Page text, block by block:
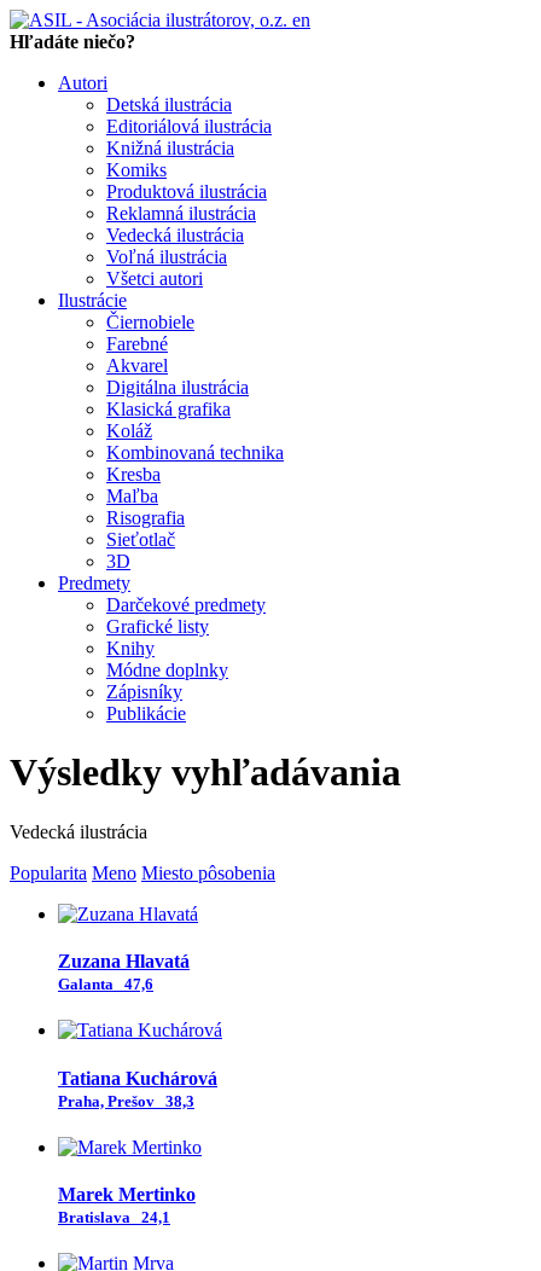
en
Hľadáte niečo?
Autori
Detská ilustrácia
Editoriálová ilustrácia
Knižná ilustrácia
Komiks
Produktová ilustrácia
Reklamná ilustrácia
Vedecká ilustrácia
Voľná ilustrácia
Všetci autori
Ilustrácie
Čiernobiele
Farebné
Akvarel
Digitálna ilustrácia
Klasická grafika
Koláž
Kombinovaná technika
Kresba
Maľba
Risografia
Sieťotlač
3D
Predmety
Darčekové predmety
Grafické listy
Knihy
Módne doplnky
Zápisníky
Publikácie
Výsledky vyhľadávania
Vedecká ilustrácia
Popularita Meno Miesto pôsobenia
Zuzana Hlavatá
Galanta 47,6
Tatiana Kuchárová
Praha, Prešov 38,3
Marek Mertinko
Bratislava 24,1